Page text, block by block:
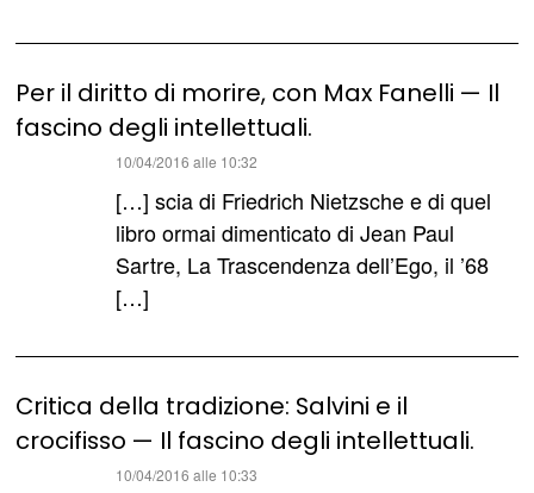
Per il diritto di morire, con Max Fanelli — Il
fascino degli intellettuali.
10/04/2016 alle 10:32
[…] scia di Friedrich Nietzsche e di quel
libro ormai dimenticato di Jean Paul
Sartre, La Trascendenza dell’Ego, il ’68
[…]
Critica della tradizione: Salvini e il
crocifisso — Il fascino degli intellettuali.
10/04/2016 alle 10:33